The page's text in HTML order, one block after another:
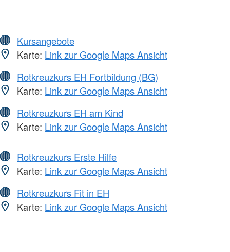
Kursangebote
Karte: Link zur Google Maps Ansicht
Rotkreuzkurs EH Fortbildung (BG)
Karte: Link zur Google Maps Ansicht
Rotkreuzkurs EH am Kind
Karte: Link zur Google Maps Ansicht
Rotkreuzkurs Erste Hilfe
Karte: Link zur Google Maps Ansicht
Rotkreuzkurs Fit in EH
Karte: Link zur Google Maps Ansicht